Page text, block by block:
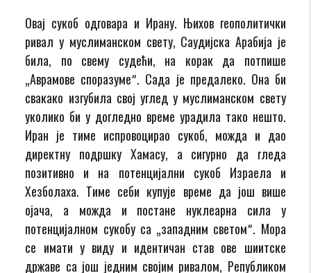
Овај сукоб одговара и Ирану. Њихов геополитички
ривал у муслиманском свету, Саудијска Арабија је
била, по свему судећи, на корак да потпише
„Аврамове споразумеˮ. Сада је предалеко. Она би
свакако изгубила свој углед у муслиманском свету
уколико би у догледно време урадила тако нешто.
Иран је тиме испровоцирао сукоб, можда и дао
директну подршку Хамасу, а сигурно да гледа
позитивно и на потенцијални сукоб Израела и
Хезболаха. Тиме себи купује време да још више
ојача, а можда и постане нуклеарна сила у
потенцијалном сукобу са „западним светомˮ. Мора
се имати у виду и идентичан став ове шиитске
државе са још једним својим ривалом, Републиком